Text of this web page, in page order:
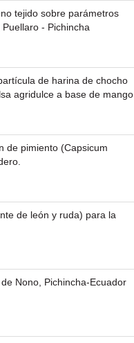
tejido sobre parámetros
- Pichincha
de harina de chocho
agridulce a base de mango
de pimiento (Capsicum
de león y ruda) para la
Nono, Pichincha-Ecuador